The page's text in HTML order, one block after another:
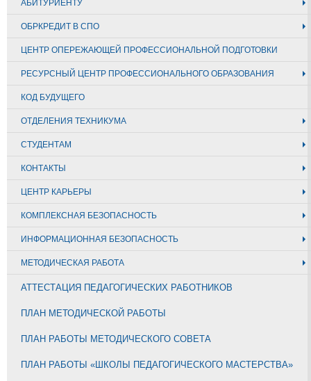
АБИТУРИЕНТУ
ОБРКРЕДИТ В СПО
ЦЕНТР ОПЕРЕЖАЮЩЕЙ ПРОФЕССИОНАЛЬНОЙ ПОДГОТОВКИ
РЕСУРСНЫЙ ЦЕНТР ПРОФЕССИОНАЛЬНОГО ОБРАЗОВАНИЯ
КОД БУДУЩЕГО
ОТДЕЛЕНИЯ ТЕХНИКУМА
СТУДЕНТАМ
КОНТАКТЫ
ЦЕНТР КАРЬЕРЫ
КОМПЛЕКСНАЯ БЕЗОПАСНОСТЬ
ИНФОРМАЦИОННАЯ БЕЗОПАСНОСТЬ
МЕТОДИЧЕСКАЯ РАБОТА
АТТЕСТАЦИЯ ПЕДАГОГИЧЕСКИХ РАБОТНИКОВ
ПЛАН МЕТОДИЧЕСКОЙ РАБОТЫ
ПЛАН РАБОТЫ МЕТОДИЧЕСКОГО СОВЕТА
ПЛАН РАБОТЫ «ШКОЛЫ ПЕДАГОГИЧЕСКОГО МАСТЕРСТВА»